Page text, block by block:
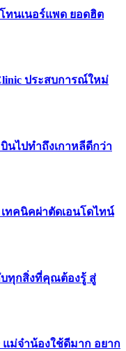
ทนเนอร์แพด ยอดฮิต
ประสบการณ์ใหม่
นไปทำถึงเกาหลีดีกว่า
ทคนิคผ่าตัดเอนโดไทน์
บทุกสิ่งที่คุณต้องรู้ สู่
แม่จ๋าน้องใช้ดีมาก อยาก